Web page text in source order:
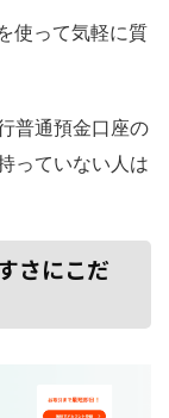
使って気軽に質
普通預金口座の
っていない人は
さにこだ